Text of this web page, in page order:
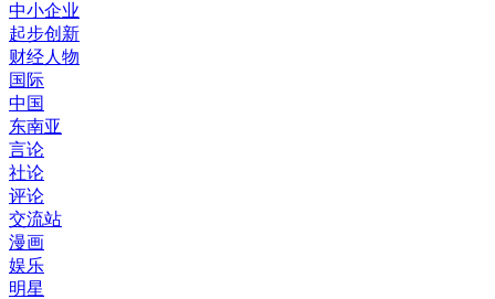
中小企业
起步创新
财经人物
国际
中国
东南亚
言论
社论
评论
交流站
漫画
娱乐
明星